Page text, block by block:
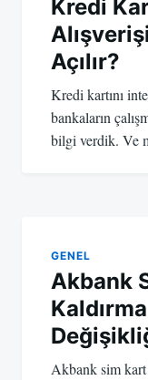
Kredi
Açılır?
Kredi kartını
bankaların
bilgi verdik. Ve
GENEL
Akbank
Akbank sim kart